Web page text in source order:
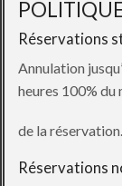
Réservations
Annulation
heures 100%
de la réservation.
Réservations